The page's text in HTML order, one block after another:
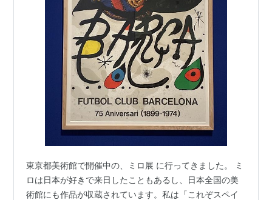
東京都美術館で開催中の、ミロ展 に行ってきました。 ミ
ロは日本が好きで来日したこともあるし、日本全国の美
術館にも作品が収蔵されています。私は「これぞスペイ